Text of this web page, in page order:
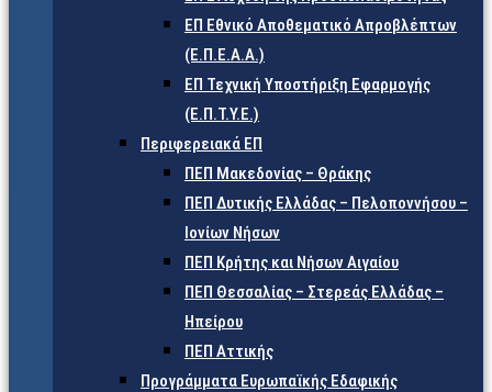
ΕΠ Εθνικό Αποθεματικό Απροβλέπτων
(Ε.Π.Ε.Α.Α.)
ΕΠ Τεχνική Υποστήριξη Εφαρμογής
(Ε.Π.Τ.Υ.Ε.)
Περιφερειακά ΕΠ
ΠΕΠ Μακεδονίας – Θράκης
ΠΕΠ Δυτικής Ελλάδας – Πελοποννήσου –
Ιονίων Νήσων
ΠΕΠ Κρήτης και Νήσων Αιγαίου
ΠΕΠ Θεσσαλίας – Στερεάς Ελλάδας –
Ηπείρου
ΠΕΠ Αττικής
Προγράμματα Ευρωπαϊκής Εδαφικής